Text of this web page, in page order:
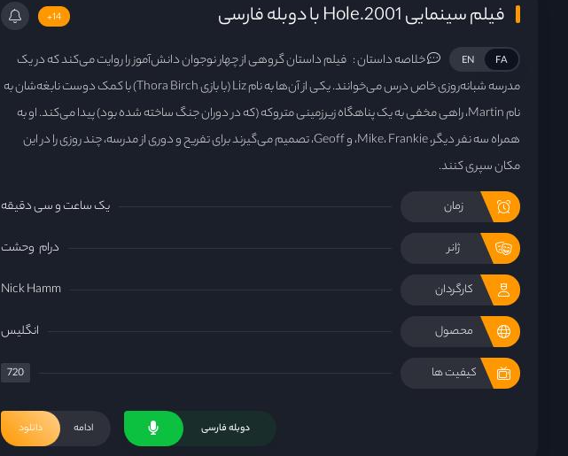
فیلم سینمایی Hole.2001 با دوبله فارسی 14+
FA
EN خلاصه داستان : فیلم داستان گروهی از چهار نوجوان دانش‌آموز را روایت می‌کند که در یک
مدرسه شبانه‌روزی خاص درس می‌خوانند. یکی از آن‌ها به نام Liz (با بازی Thora Birch) با کمک دوست نابغه‌شان به
نام Martin، راهی مخفی به یک پناهگاه زیرزمینی متروکه (که در دوران جنگ ساخته شده بود) پیدا می‌کند. او به
همراه سه نفر دیگر، Mike، Frankie، و Geoff، تصمیم می‌گیرند برای تفریح و دوری از مدرسه، چند روزی را در این
مکان سپری کنند.
زمان یک ساعت و سی دقیقه
ژانر درام وحشت
کارگردان Nick Hamm
محصول انگلیس
کیفیت ها 720
ادامه دانلود دوبله فارسی